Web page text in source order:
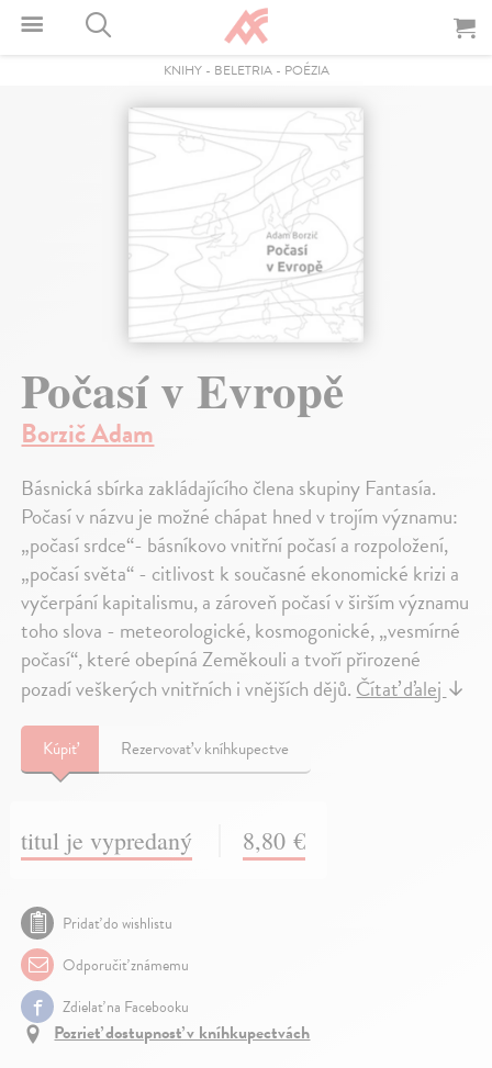
KNIHY- BELETRIA- POÉZIA
Počasí v Evropě
Borzič Adam
Básnická sbírka zakládajícího člena skupiny Fantasía.
Počasí v názvu je možné chápat hned v trojím významu:
„počasí srdce“- básníkovo vnitřní počasí a rozpoložení,
„počasí světa“ - citlivost k současné ekonomické krizi a
vyčerpání kapitalismu, a zároveň počasí v širším významu
toho slova - meteorologické, kosmogonické, „vesmírné
počasí“, které obepíná Zeměkouli a tvoří přirozené
pozadí veškerých vnitřních i vnějších dějů. Čítať ďalej ↓
Kúpiť Rezervovať v kníhkupectve
titul je vypredaný 8,80 €
Pridať do wishlistu
Odporučiť známemu
Zdielať na Facebooku
Pozrieť dostupnosť v kníhkupectvách